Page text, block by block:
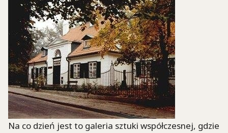
Na co dzień jest to galeria sztuki współczesnej, gdzie